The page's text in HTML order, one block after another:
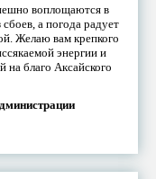
воплощаются в
а погода радует
Желаю вам крепкого
энергии и
благо Аксайского